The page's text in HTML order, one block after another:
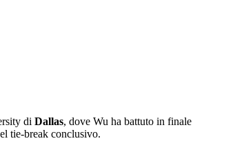
di Dallas, dove Wu ha battuto in finale
tie-break conclusivo.